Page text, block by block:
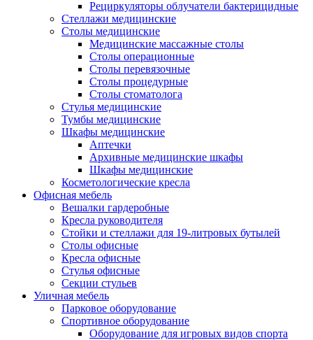
Рециркуляторы облучатели бактерицидные
Стеллажи медицинские
Столы медицинские
Медицинские массажные столы
Столы операционные
Столы перевязочные
Столы процедурные
Столы стоматолога
Стулья медицинские
Тумбы медицинские
Шкафы медицинские
Аптечки
Архивные медицинские шкафы
Шкафы медицинские
Косметологические кресла
Офисная мебель
Вешалки гардеробные
Кресла руководителя
Стойки и стеллажи для 19-литровых бутылей
Столы офисные
Кресла офисные
Стулья офисные
Секции стульев
Уличная мебель
Парковое оборудование
Спортивное оборудование
Оборудование для игровых видов спорта